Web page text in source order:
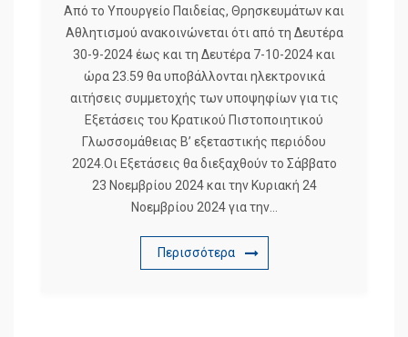
Από το Υπουργείο Παιδείας, Θρησκευμάτων και
Αθλητισμού ανακοινώνεται ότι από τη Δευτέρα
30-9-2024 έως και τη Δευτέρα 7-10-2024 και
ώρα 23.59 θα υποβάλλονται ηλεκτρονικά
αιτήσεις συμμετοχής των υποψηφίων για τις
Εξετάσεις του Κρατικού Πιστοποιητικού
Γλωσσομάθειας Β’ εξεταστικής περιόδου
2024.Οι Εξετάσεις θα διεξαχθούν το Σάββατο
23 Νοεμβρίου 2024 και την Κυριακή 24
Νοεμβρίου 2024 για την…
Περισσότερα